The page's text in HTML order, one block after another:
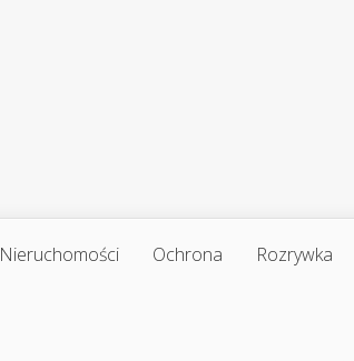
Nieruchomości Ochrona Rozrywka